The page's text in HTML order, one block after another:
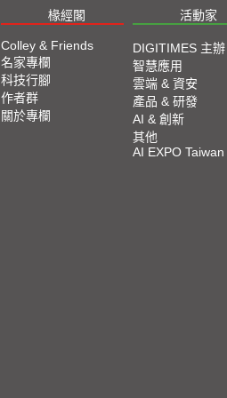
2023台北國際自動化工
2023台北國際電腦展
椽經閣 活動家
Colley & Friends
名家專欄
科技行腳
作者群
關於專欄
DIGITIMES 主辦
智慧應用
雲端 & 資安
產品 & 研發
AI & 創新
其他
AI EXPO Taiwan